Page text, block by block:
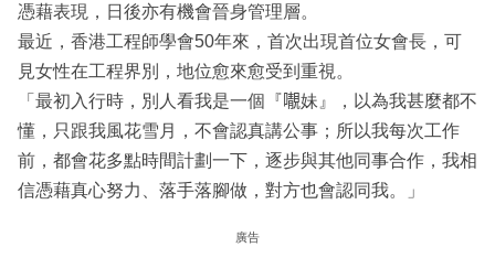
憑藉表現，日後亦有機會晉身管理層。
最近，香港工程師學會50年來，首次出現首位女會長，可
見女性在工程界別，地位愈來愈受到重視。
「最初入行時，別人看我是一個『𡃁妹』，以為我甚麼都不
懂，只跟我風花雪月，不會認真講公事；所以我每次工作
前，都會花多點時間計劃一下，逐步與其他同事合作，我相
信憑藉真心努力、落手落腳做，對方也會認同我。」
廣告